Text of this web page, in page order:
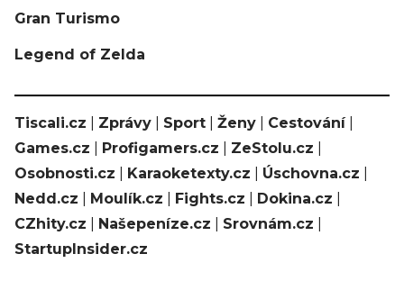
Gran Turismo
Legend of Zelda
Tiscali.cz Zprávy Sport Ženy Cestování|
Games.cz
Profigamers.cz ZeStolu.cz
Osobnosti.cz
Karaoketexty.cz Úschovna.cz
Nedd.cz
Moulík.cz Fights.cz Dokina.cz
CZhity.cz
Našepeníze.cz Srovnám.cz
StartupInsider.cz